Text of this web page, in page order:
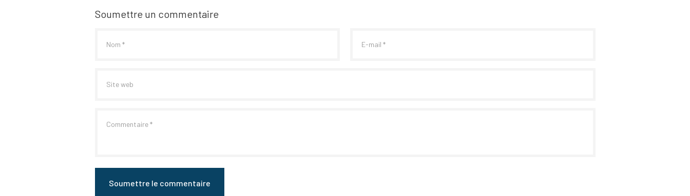
Soumettre un commentaire
Soumettre le commentaire